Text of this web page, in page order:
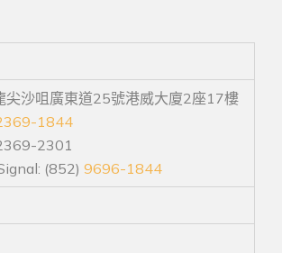
尖沙咀廣東道25號港威大廈2座17樓
1844
2301
(852) 9696-1844